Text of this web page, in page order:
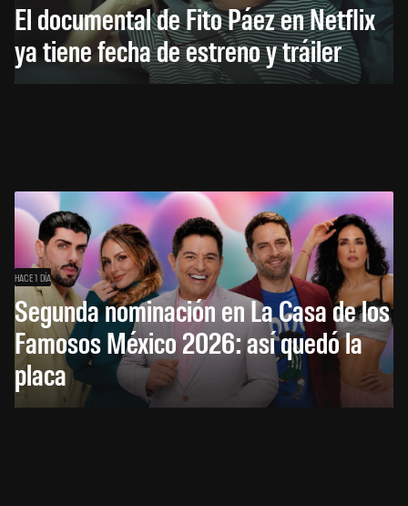
El documental de Fito Páez en Netflix
ya tiene fecha de estreno y tráiler
HACE 1 DÍA
Segunda nominación en La Casa de los
Famosos México 2026: así quedó la
placa